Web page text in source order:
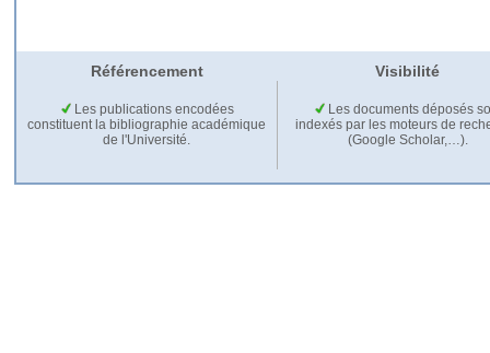
Référencement Visibilité
Les publications encodées
constituent la bibliographie académique
de l'Université.
Les documents déposés
indexés par les moteurs de
(Google Scholar,…).